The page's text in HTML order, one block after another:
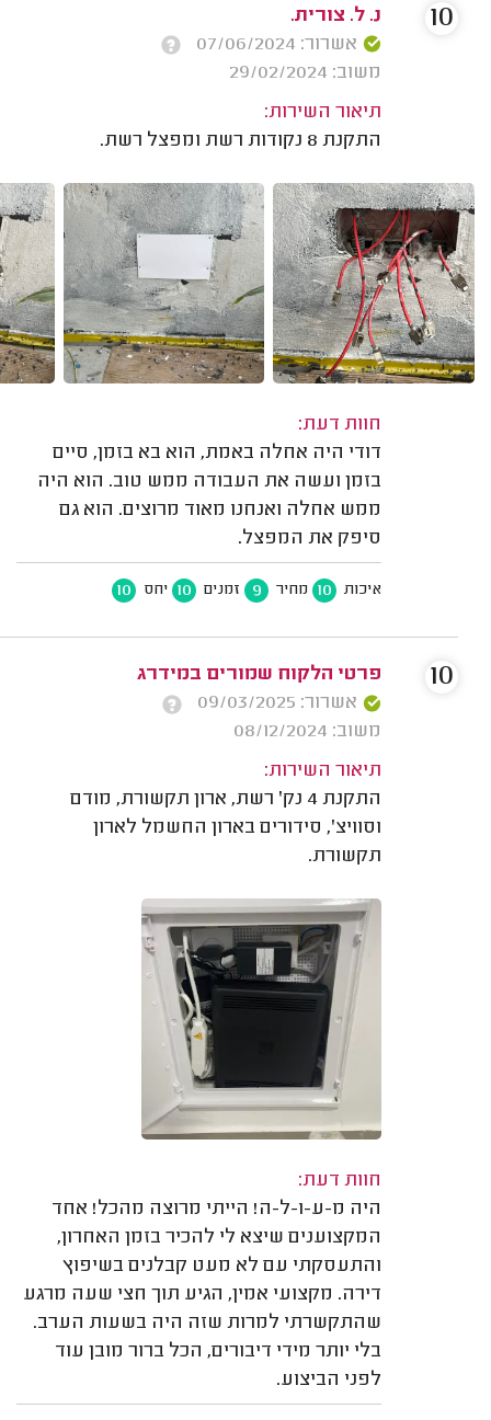
נ. ל. צורית.
אשרור: 07/06/2024
משוב: 29/02/2024
תיאור השירות:
התקנת 8 נקודות רשת ומפצל רשת.
חוות דעת:
דודי היה אחלה באמת, הוא בא בזמן, סיים
בזמן ועשה את העבודה ממש טוב. הוא היה
ממש אחלה ואנחנו מאוד מרוצים. הוא גם
סיפק את המפצל.
איכות 10 מחיר 9 זמנים 10 יחס 10
10
פרטי הלקוח שמורים במידרג
אשרור: 09/03/2025
משוב: 08/12/2024
תיאור השירות:
התקנת 4 נק' רשת, ארון תקשורת, מודם
וסוויצ', סידורים בארון החשמל לארון
תקשורת.
חוות דעת:
היה מ-ע-ו-ל-ה! הייתי מרוצה מהכל! אחד
המקצוענים שיצא לי להכיר בזמן האחרון,
והתעסקתי עם לא מעט קבלנים בשיפוץ
דירה. מקצועי אמין, הגיע תוך חצי שעה מרגע
שהתקשרתי למרות שזה היה בשעות הערב.
בלי יותר מידי דיבורים, הכל ברור מובן עוד
לפני הביצוע.
10